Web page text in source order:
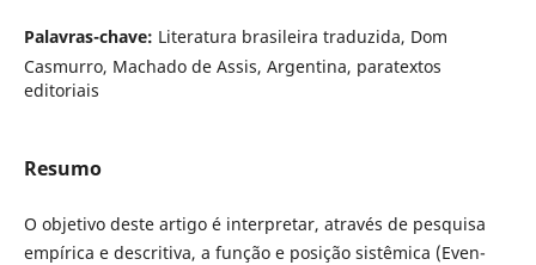
Palavras-chave: Literatura brasileira traduzida, Dom
Casmurro, Machado de Assis, Argentina, paratextos
editoriais
Resumo
O objetivo deste artigo é interpretar, através de pesquisa
empírica e descritiva, a função e posição sistêmica (Even-